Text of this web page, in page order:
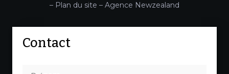
– Plan du site – Agence Newzealand
Contact